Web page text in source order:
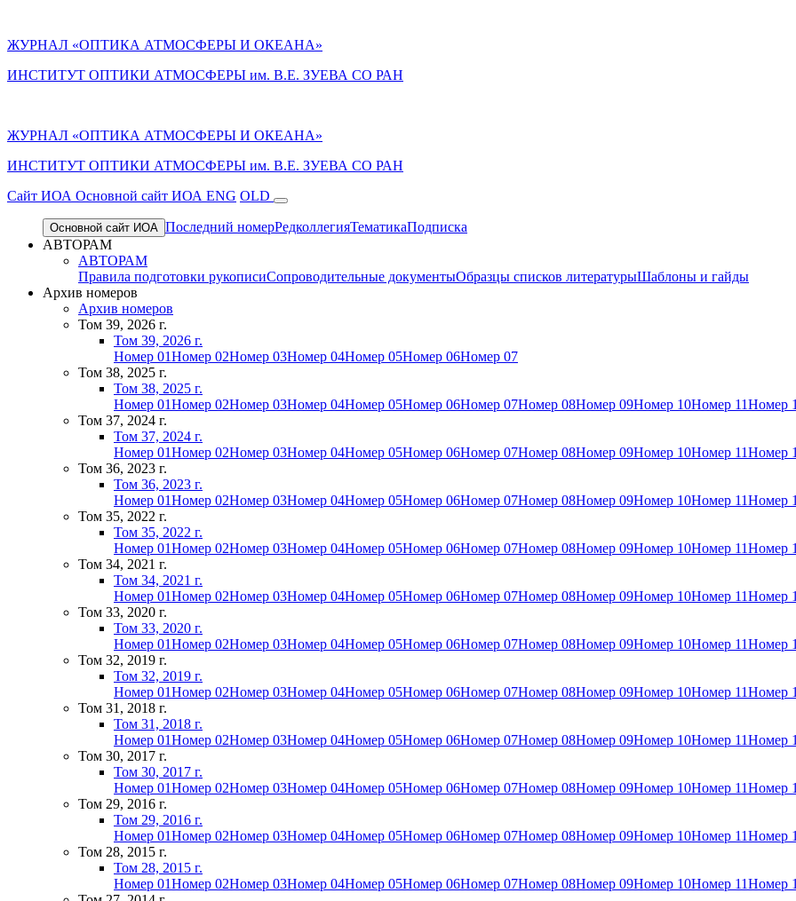
ЖУРНАЛ «ОПТИКА АТМОСФЕРЫ И ОКЕАНА»
ИНСТИТУТ ОПТИКИ АТМОСФЕРЫ им. В.Е. ЗУЕВА СО РАН
ЖУРНАЛ «ОПТИКА АТМОСФЕРЫ И ОКЕАНА»
ИНСТИТУТ ОПТИКИ АТМОСФЕРЫ им. В.Е. ЗУЕВА СО РАН
Cайт ИОА Основной сайт ИОА ENG OLD
Основной сайт ИОА Последний номерРедколлегияТематикаПодписка
АВТОРАМ
АВТОРАМ
Правила подготовки рукописиСопроводительные документыОбразцы списков литературыШаблоны и гайды
Архив номеров
Архив номеров
Том 39, 2026 г.
Том 39, 2026 г.
Номер 01Номер 02Номер 03Номер 04Номер 05Номер 06Номер 07
Том 38, 2025 г.
Том 38, 2025 г.
Номер 01Номер 02Номер 03Номер 04Номер 05Номер 06Номер 07Номер 08Номер 09Номер 10Номер 11Номер
Том 37, 2024 г.
Том 37, 2024 г.
Номер 01Номер 02Номер 03Номер 04Номер 05Номер 06Номер 07Номер 08Номер 09Номер 10Номер 11Номер
Том 36, 2023 г.
Том 36, 2023 г.
Номер 01Номер 02Номер 03Номер 04Номер 05Номер 06Номер 07Номер 08Номер 09Номер 10Номер 11Номер
Том 35, 2022 г.
Том 35, 2022 г.
Номер 01Номер 02Номер 03Номер 04Номер 05Номер 06Номер 07Номер 08Номер 09Номер 10Номер 11Номер
Том 34, 2021 г.
Том 34, 2021 г.
Номер 01Номер 02Номер 03Номер 04Номер 05Номер 06Номер 07Номер 08Номер 09Номер 10Номер 11Номер
Том 33, 2020 г.
Том 33, 2020 г.
Номер 01Номер 02Номер 03Номер 04Номер 05Номер 06Номер 07Номер 08Номер 09Номер 10Номер 11Номер
Том 32, 2019 г.
Том 32, 2019 г.
Номер 01Номер 02Номер 03Номер 04Номер 05Номер 06Номер 07Номер 08Номер 09Номер 10Номер 11Номер
Том 31, 2018 г.
Том 31, 2018 г.
Номер 01Номер 02Номер 03Номер 04Номер 05Номер 06Номер 07Номер 08Номер 09Номер 10Номер 11Номер
Том 30, 2017 г.
Том 30, 2017 г.
Номер 01Номер 02Номер 03Номер 04Номер 05Номер 06Номер 07Номер 08Номер 09Номер 10Номер 11Номер
Том 29, 2016 г.
Том 29, 2016 г.
Номер 01Номер 02Номер 03Номер 04Номер 05Номер 06Номер 07Номер 08Номер 09Номер 10Номер 11Номер
Том 28, 2015 г.
Том 28, 2015 г.
Номер 01Номер 02Номер 03Номер 04Номер 05Номер 06Номер 07Номер 08Номер 09Номер 10Номер 11Номер